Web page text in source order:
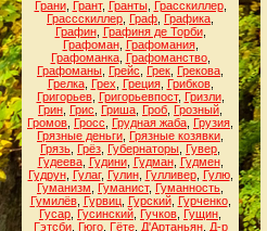
Грани, Грант, Гранты, Грасскиллер,
Грассскиллер Граф Графика
Графин, Графиня де Торби,
Графоман, Графомания,
Графоманка, Графоманство,
Графоманы Грейс Грек Грекова
Грелка, Грех Греция, Грибков,
Григорьев, Григорьевпост, Гризли,
Грин Грис Гриша Гроб Грозный
Громов Гросс Грудная жаба Грузия
Грязные деньги Грязные козявки
Грязь Грёз Губернаторы Гувер
Гудеева, Гудини, Гудман, Гудмен,
Гудрун, Гулаг, Гулин, Гулливер, Гулю,
Гуманизм
Гуманист, Гуманность
Гумилёв, Гурвиц, Гурский, Гурченко,
Гусар Гусинский Гучков Гущин
Гэтсби, Гюго, Гёте, Д'Артаньян, Д-р